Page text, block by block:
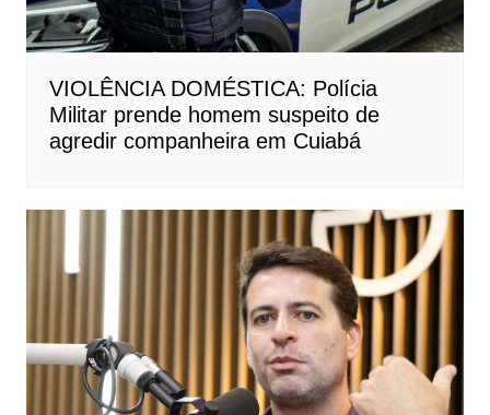
VIOLÊNCIA DOMÉSTICA: Polícia
Militar prende homem suspeito de
agredir companheira em Cuiabá